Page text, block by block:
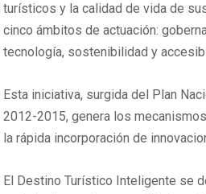
turísticos y la calidad de vida de
cinco ámbitos de actuación:
tecnología, sostenibilidad y
Esta iniciativa, surgida del Plan
2012-2015, genera los
la rápida incorporación de
El Destino Turístico Inteligente se